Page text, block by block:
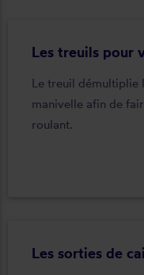
Les treuils pour
Le treuil démultiplie
manivelle afin de
roulant.
Les sorties de